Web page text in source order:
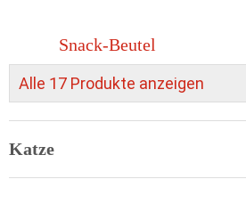
Snack-Beutel
Alle 17 Produkte anzeigen
Katze